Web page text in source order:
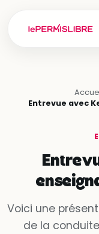
Entrevue avec
Voici une
de la